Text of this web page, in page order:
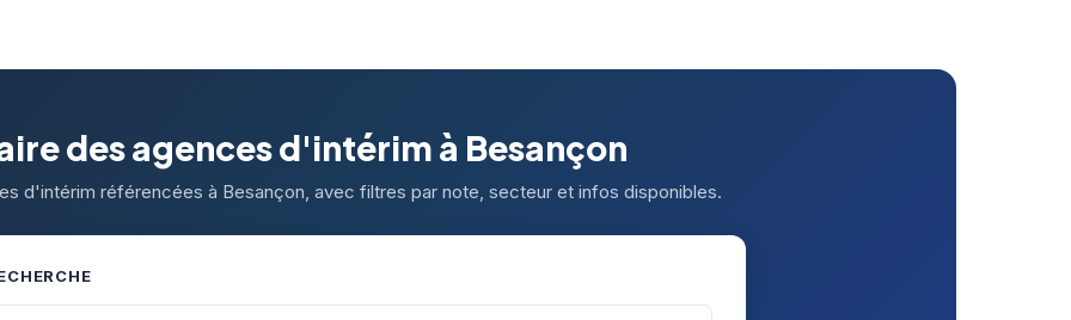
des agences d'intérim à Besançon
d'intérim référencées à Besançon, avec filtres par note, secteur et infos disponibles.